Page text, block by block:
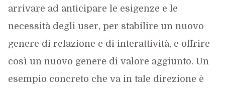
arrivare ad anticipare le esigenze e le
necessità degli user, per stabilire un nuovo
genere di relazione e di interattività, e offrire
così un nuovo genere di valore aggiunto. Un
esempio concreto che va in tale direzione è